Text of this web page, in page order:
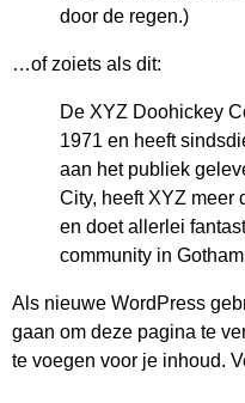
door de regen.)
…of zoiets als dit:
De XYZ Doohickey
1971 en heeft
aan het publiek
City, heeft XYZ meer
en doet allerlei
community in
Als nieuwe WordPress
gaan om deze pagina te
te voegen voor je inhoud.